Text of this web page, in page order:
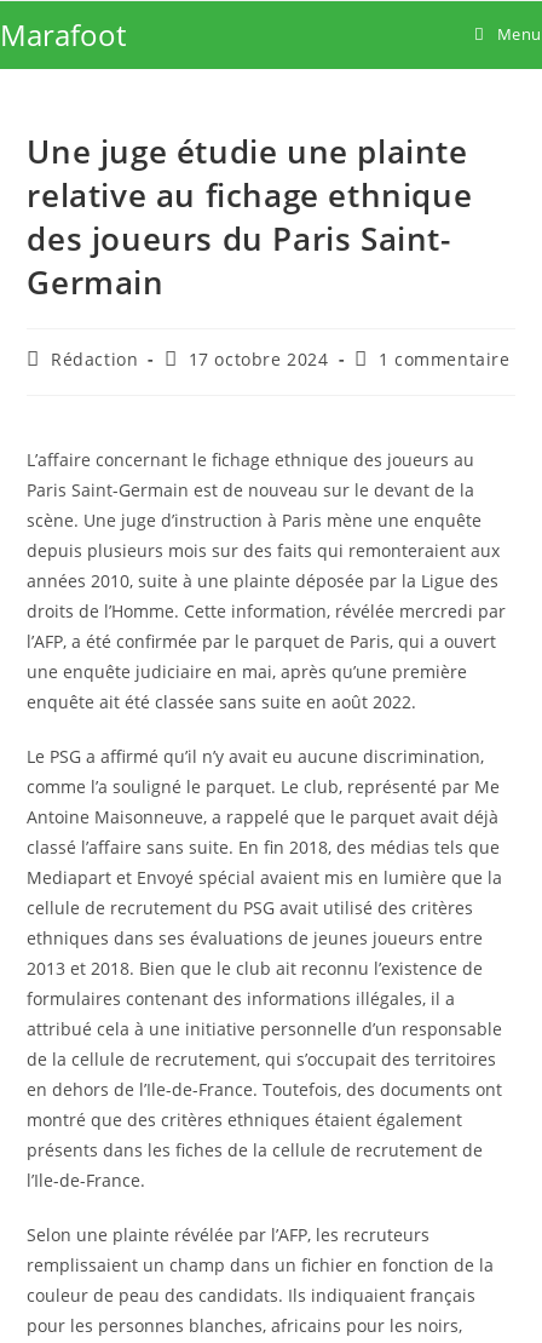
to
content
Marafoot Menu
Une juge étudie une plainte
relative au fichage ethnique
des joueurs du Paris Saint-
Germain
Auteur/autrice
Rédaction
Publication
17 octobre 2024
Commentaires
1 commentaire
L’affaire concernant le fichage ethnique des joueurs au
Paris Saint-Germain est de nouveau sur le devant de la
scène. Une juge d’instruction à Paris mène une enquête
depuis plusieurs mois sur des faits qui remonteraient aux
années 2010, suite à une plainte déposée par la Ligue des
droits de l’Homme. Cette information, révélée mercredi par
l’AFP, a été confirmée par le parquet de Paris, qui a ouvert
une enquête judiciaire en mai, après qu’une première
enquête ait été classée sans suite en août 2022.
Le PSG a affirmé qu’il n’y avait eu aucune discrimination,
comme l’a souligné le parquet. Le club, représenté par Me
Antoine Maisonneuve, a rappelé que le parquet avait déjà
classé l’affaire sans suite. En fin 2018, des médias tels que
Mediapart et Envoyé spécial avaient mis en lumière que la
cellule de recrutement du PSG avait utilisé des critères
ethniques dans ses évaluations de jeunes joueurs entre
2013 et 2018. Bien que le club ait reconnu l’existence de
formulaires contenant des informations illégales, il a
attribué cela à une initiative personnelle d’un responsable
de la cellule de recrutement, qui s’occupait des territoires
en dehors de l’Ile-de-France. Toutefois, des documents ont
montré que des critères ethniques étaient également
présents dans les fiches de la cellule de recrutement de
l’Ile-de-France.
Selon une plainte révélée par l’AFP, les recruteurs
remplissaient un champ dans un fichier en fonction de la
couleur de peau des candidats. Ils indiquaient français
pour les personnes blanches, africains pour les noirs,